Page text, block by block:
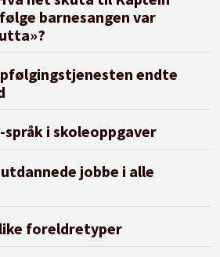
barnesangen var
endte
i skoleoppgaver
jobbe i alle
foreldretyper